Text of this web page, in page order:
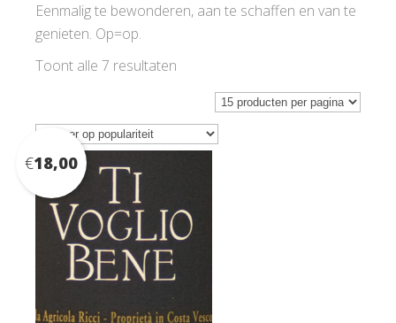
Eenmalig te bewonderen, aan te schaffen en van te
genieten. Op=op.
Toont alle 7 resultaten
populariteit
€18,00